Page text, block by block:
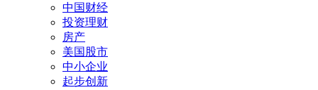
中国财经
投资理财
房产
美国股市
中小企业
起步创新